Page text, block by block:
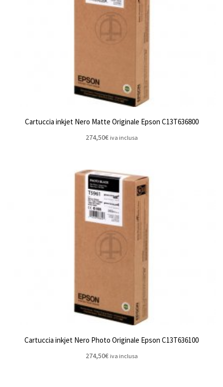
Cartuccia inkjet Nero Matte Originale Epson C13T636800
274,50€ iva inclusa
Cartuccia inkjet Nero Photo Originale Epson C13T636100
274,50€ iva inclusa